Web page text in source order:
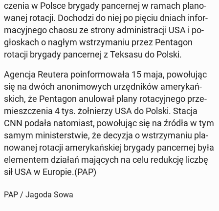
cze­nia w Polsce brygady pan­cer­nej w ramach pla­no­
wa­nej rotacji. Do­cho­dzi do niej po pięciu dniach in­for­
ma­cyj­ne­go chaosu ze strony ad­mi­ni­stra­cji USA i po­
gło­skach o nagłym wstrzy­ma­niu przez Pen­ta­gon
rotacji brygady pan­cer­nej z Teksasu do Polski.
Agencja Reutera po­in­for­mo­wa­ła 15 maja, po­wo­łu­jąc
się na dwóch ano­ni­mo­wych urzęd­ni­ków ame­ry­kań­
skich, że Pen­ta­gon anu­lo­wał plany ro­ta­cyj­ne­go prze­
miesz­cze­nia 4 tys. żoł­nie­rzy USA do Polski. Stacja
CNN podała na­to­miast, po­wo­łu­jąc się na źródła w tym
samym mi­ni­ster­stwie, że decyzja o wstrzy­ma­niu pla­
no­wa­nej rotacji ame­ry­kań­skiej brygady pan­cer­nej była
ele­men­tem działań ma­ją­cych na celu re­duk­cję liczbę
sił USA w Europie.(PAP)
PAP / Jagoda Sowa